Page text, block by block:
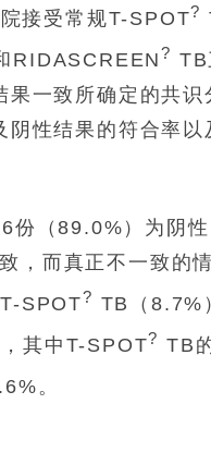
接受常规T-SPOT?
RIDASCREEN? TB
一致所确定的共识
性结果的符合率以
份（89.0%）为阴
，而真正不一致的
SPOT? TB（8.7%
其中T-SPOT? TB
。